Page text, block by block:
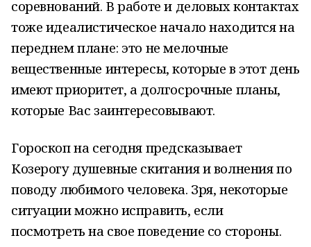
соревнований. В работе и деловых контактах
тоже идеалистическое начало находится на
переднем плане: это не мелочные
вещественные интересы, которые в этот день
имеют приоритет, а долгосрочные планы,
которые Вас заинтересовывают.
Гороскоп на сегодня предсказывает
Козерогу душевные скитания и волнения по
поводу любимого человека. Зря, некоторые
ситуации можно исправить, если
посмотреть на свое поведение со стороны.